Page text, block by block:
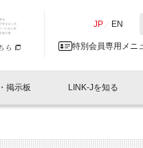
JP EN
特別会員専用メニ
ベントレポート一覧
掲示板
と情報の交流掲示板一覧
LINK-Jを知る
入
施